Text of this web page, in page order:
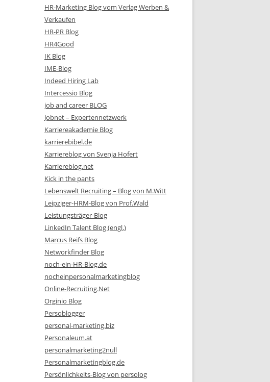
HR-Marketing Blog vom Verlag Werben &
Verkaufen
HR-PR Blog
HR4Good
IK Blog
IME-Blog
Indeed Hiring Lab
Intercessio Blog
job and career BLOG
Jobnet – Expertennetzwerk
Karriereakademie Blog
karrierebibel.de
Karriereblog von Svenja Hofert
Karriereblog.net
Kick in the pants
Lebenswelt Recruiting – Blog von M.Witt
Leipziger-HRM-Blog von Prof.Wald
Leistungsträger-Blog
LinkedIn Talent Blog (engl.)
Marcus Reifs Blog
Networkfinder Blog
noch-ein-HR-Blog.de
nocheinpersonalmarketingblog
Online-Recruiting.Net
Orginio Blog
Persoblogger
personal-marketing.biz
Personaleum.at
personalmarketing2null
Personalmarketingblog.de
Persönlichkeits-Blog von persolog